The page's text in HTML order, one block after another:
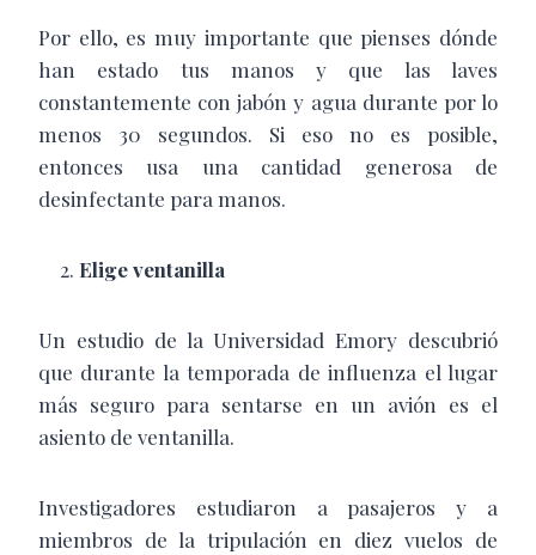
Por ello, es muy importante que pienses dónde
han estado tus manos y que las laves
constantemente con jabón y agua durante por lo
menos 30 segundos. Si eso no es posible,
entonces usa una cantidad generosa de
desinfectante para manos.
Elige ventanilla
Un estudio de la Universidad Emory descubrió
que durante la temporada de influenza el lugar
más seguro para sentarse en un avión es el
asiento de ventanilla.
Investigadores estudiaron a pasajeros y a
miembros de la tripulación en diez vuelos de